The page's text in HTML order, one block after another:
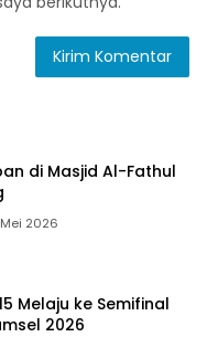
di Masjid Al-Fathul
2026
Melaju ke Semifinal
2026